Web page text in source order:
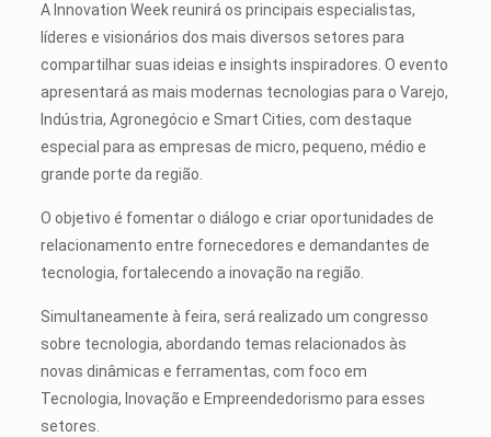
A Innovation Week reunirá os principais especialistas,
líderes e visionários dos mais diversos setores para
compartilhar suas ideias e insights inspiradores. O evento
apresentará as mais modernas tecnologias para o Varejo,
Indústria, Agronegócio e Smart Cities, com destaque
especial para as empresas de micro, pequeno, médio e
grande porte da região.
O objetivo é fomentar o diálogo e criar oportunidades de
relacionamento entre fornecedores e demandantes de
tecnologia, fortalecendo a inovação na região.
Simultaneamente à feira, será realizado um congresso
sobre tecnologia, abordando temas relacionados às
novas dinâmicas e ferramentas, com foco em
Tecnologia, Inovação e Empreendedorismo para esses
setores.